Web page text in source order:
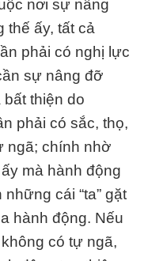
nơi sự nâng
thế ấy, tất cả
phải có nghị lực
sự nâng đỡ
thiện do
phải có sắc, thọ,
ngã; chính nhờ
mà hành động
cái “ta” gặt
hành động. Nếu
có tự ngã,